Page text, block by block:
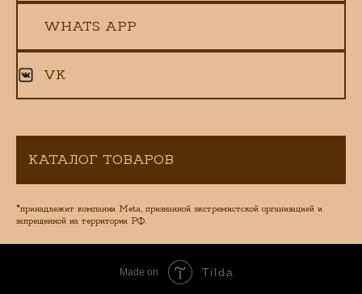
WHATS APP
VK
КАТАЛОГ ТОВАРОВ
*принадлежит компании Meta, признанной экстремистской организацией и
запрещенной на территории РФ.
Made on Tilda